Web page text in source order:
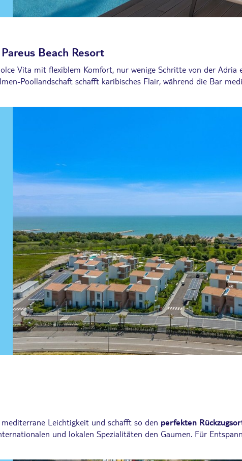
Beach Resort
Vita mit flexiblem Komfort, nur wenige Schritte von der Adria
Poollandschaft schafft karibisches Flair, während die Bar
Leichtigkeit und schafft so den perfekten
und lokalen Spezialitäten den Gaumen. Für